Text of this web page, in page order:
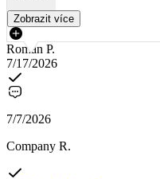
Zobrazit více
Roman P.
7/17/2026
7/7/2026
Company R.